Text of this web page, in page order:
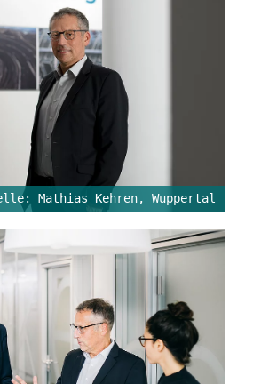
Mathias Kehren, Wuppertal